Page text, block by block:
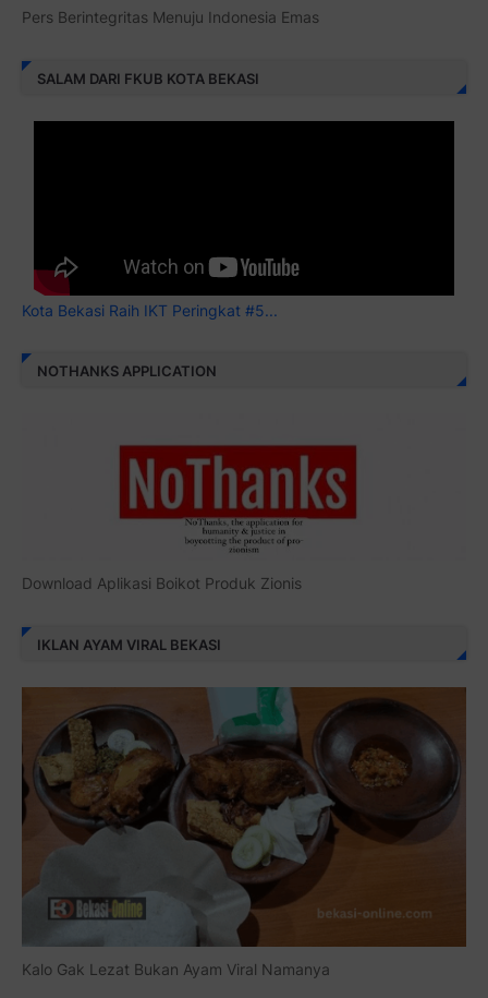
Pers Berintegritas Menuju Indonesia Emas
SALAM DARI FKUB KOTA BEKASI
Kota Bekasi Raih IKT Peringkat #5...
NOTHANKS APPLICATION
Download Aplikasi Boikot Produk Zionis
IKLAN AYAM VIRAL BEKASI
Kalo Gak Lezat Bukan Ayam Viral Namanya